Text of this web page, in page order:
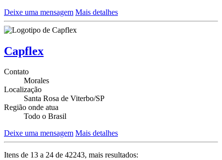
Deixe uma mensagem Mais detalhes
Capflex
Contato
Morales
Localização
Santa Rosa de Viterbo/SP
Região onde atua
Todo o Brasil
Deixe uma mensagem Mais detalhes
Itens de 13 a 24 de 42243, mais resultados: